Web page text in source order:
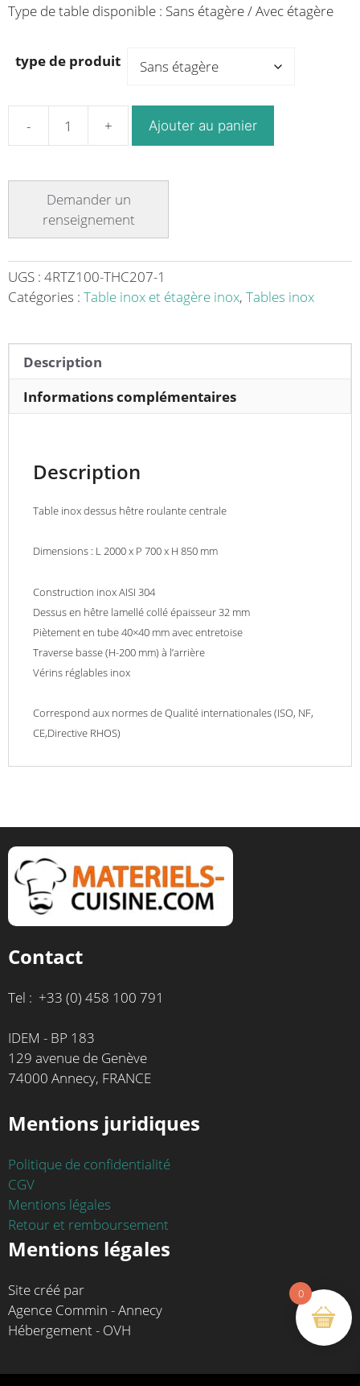
Type de table disponible : Sans étagère / Avec étagère
type de produit
quantité
inox
de
boulage
hêtre
roulante
mm
Ajouter au panier
UGS : 4RTZ100-THC207-1
Catégories : Table inox et étagère inox, Tables inox
Description
Informations complémentaires
Description
Table inox dessus hêtre roulante centrale
Dimensions : L 2000 x P 700 x H 850 mm
Construction inox AISI 304
Dessus en hêtre lamellé collé épaisseur 32 mm
Piètement en tube 40×40 mm avec entretoise
Traverse basse (H-200 mm) à l’arrière
Vérins réglables inox
Correspond aux normes de Qualité internationales (ISO, NF,
CE,Directive RHOS)
Contact
Tel : +33 (0) 458 100 791
IDEM - BP 183
129 avenue de Genève
74000 Annecy, FRANCE
Mentions juridiques
Politique de confidentialité
CGV
Mentions légales
Retour et remboursement
Mentions légales
Site créé par
Agence Commin - Annecy
Hébergement - OVH
0